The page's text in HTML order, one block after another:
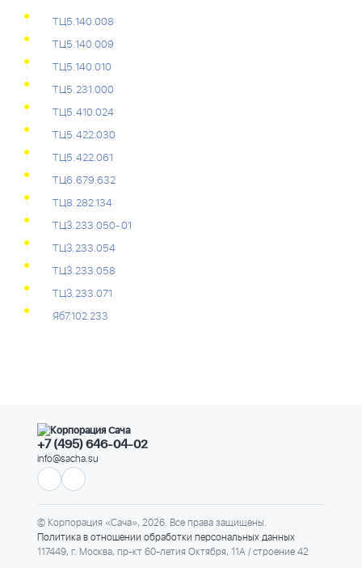
ТЦ5.140.008
ТЦ5.140.009
ТЦ5.140.010
ТЦ5.231.000
ТЦ5.410.024
ТЦ5.422.030
ТЦ5.422.061
ТЦ6.679.632
ТЦ8.282.134
ТЦЗ.233.050-01
ТЦЗ.233.054
ТЦЗ.233.058
ТЦЗ.233.071
Яб7.102.233
+7 (495) 646-04-02
info@sacha.su
© Корпорация «Сача», 2026. Все права защищены.
Политика в отношении обработки персональных данных
117449, г. Москва, пр-кт 60-летия Октября, 11А / строение 42